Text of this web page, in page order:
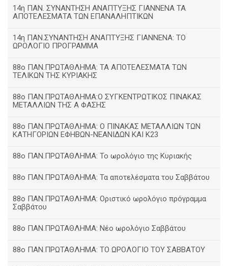
14η ΠΑΝ. ΣΥΝΑΝΤΗΣΗ ΑΝΑΠΤΥΞΗΣ ΓΙΑΝΝΕΝΑ ΤΑ
ΑΠΟΤΕΛΕΣΜΑΤΑ ΤΩΝ ΕΠΑΝΑΛΗΠΤΙΚΩΝ
14η ΠΑΝ.ΣΥΝΑΝΤΗΣΗ ΑΝΑΠΤΥΞΗΣ ΓΙΑΝΝΕΝΑ: ΤΟ
ΩΡΟΛΟΓΙΟ ΠΡΟΓΡΑΜΜΑ
88ο ΠΑΝ.ΠΡΩΤΑΘΛΗΜΑ: ΤΑ ΑΠΟΤΕΛΕΣΜΑΤΑ ΤΩΝ
ΤΕΛΙΚΩΝ ΤΗΣ ΚΥΡΙΑΚΗΣ
88ο ΠΑΝ.ΠΡΩΤΑΘΛΗΜΑ:Ο ΣΥΓΚΕΝΤΡΩΤΙΚΟΣ ΠΙΝΑΚΑΣ
ΜΕΤΑΛΛΙΩΝ ΤΗΣ Α ΦΑΣΗΣ
88ο ΠΑΝ.ΠΡΩΤΑΘΛΗΜΑ: Ο ΠΙΝΑΚΑΣ ΜΕΤΑΛΛΙΩΝ ΤΩΝ
ΚΑΤΗΓΟΡΙΩΝ ΕΦΗΒΩΝ-ΝΕΑΝΙΔΩΝ ΚΑΙ Κ23
88ο ΠΑΝ.ΠΡΩΤΑΘΛΗΜΑ: Το ωρολόγιο της Κυριακής
88ο ΠΑΝ.ΠΡΩΤΑΘΛΗΜΑ: Τα αποτελέσματα του Σαββάτου
88ο ΠΑΝ.ΠΡΩΤΑΘΛΗΜΑ: Οριστικό ωρολόγιο πρόγραμμα
Σαββάτου
88ο ΠΑΝ.ΠΡΩΤΑΘΛΗΜΑ: Νέο ωρολόγιο Σαββάτου
88ο ΠΑΝ.ΠΡΩΤΑΘΛΗΜΑ: ΤΟ ΩΡΟΛΟΓΙΟ ΤΟΥ ΣΑΒΒΑΤΟΥ